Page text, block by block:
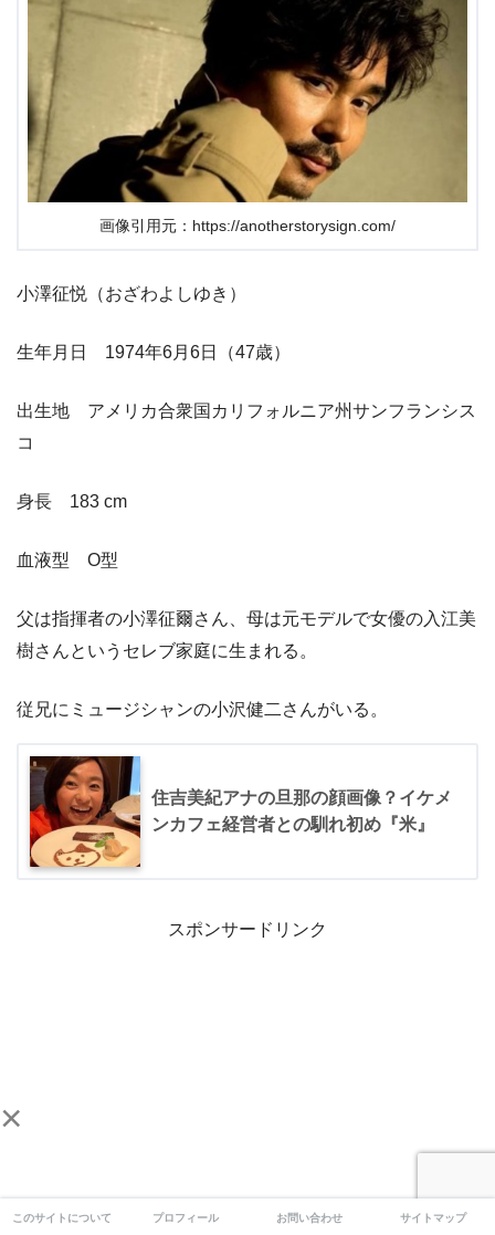
画像引用元：https://anotherstorysign.com/
小澤征悦（おざわよしゆき）
生年月日 1974年6月6日（47歳）
出生地 アメリカ合衆国カリフォルニア州サンフランシス
コ
身長 183 cm
血液型 O型
父は指揮者の小澤征爾さん、母は元モデルで女優の入江美
樹さんというセレブ家庭に生まれる。
従兄にミュージシャンの小沢健二さんがいる。
住吉美紀アナの旦那の顔画像？イケメ
ンカフェ経営者との馴れ初め『米』
スポンサードリンク
×
このサイトについて プロフィール お問い合わせ サイトマップ